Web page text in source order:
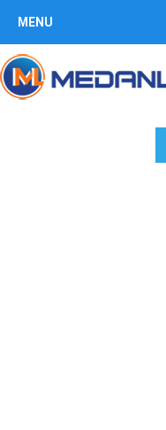
MENU